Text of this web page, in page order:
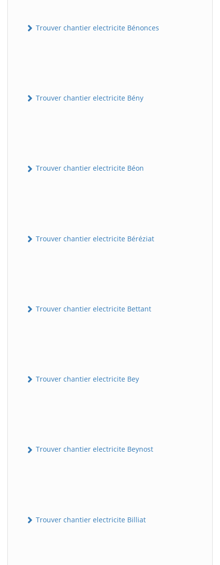
Trouver chantier electricite Bénonces
Trouver chantier electricite Bény
Trouver chantier electricite Béon
Trouver chantier electricite Béréziat
Trouver chantier electricite Bettant
Trouver chantier electricite Bey
Trouver chantier electricite Beynost
Trouver chantier electricite Billiat